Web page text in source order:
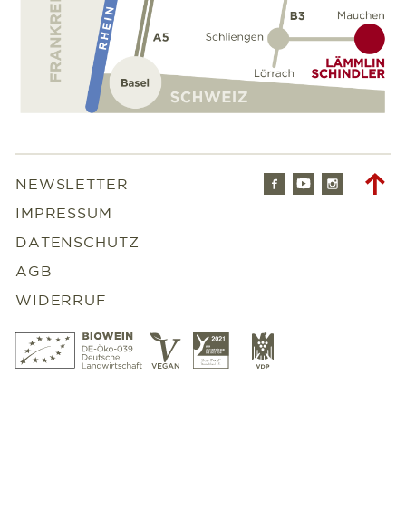
NEWSLETTER
IMPRESSUM
DATENSCHUTZ
AGB
WIDERRUF
FacebookYoutube
Bio
Wein
Vegan Slowfood